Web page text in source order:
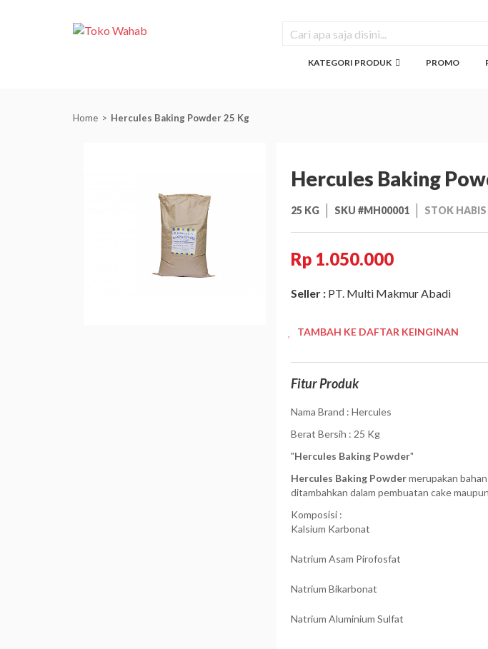
KATEGORI PRODUK PROMO
Home Hercules Baking Powder 25 Kg
Hercules Baking
25 KG SKU #MH00001 STOK HABIS
Rp 1.050.000
Seller : PT. Multi Makmur Abadi
TAMBAH KE DAFTAR KEINGINAN
Fitur Produk
Nama Brand : Hercules
Berat Bersih : 25 Kg
"Hercules Baking Powder"
Hercules Baking Powdermerupakan
ditambahkan dalam pembuatan cake
Komposisi :
Kalsium Karbonat
Natrium Asam Pirofosfat
Natrium Bikarbonat
Natrium Aluminium Sulfat